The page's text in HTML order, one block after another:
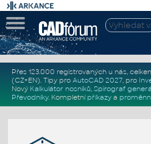
Přes 123.000 registrovaných u nás,
(CZ+EN). Tipy pro AutoCAD 2027, pro
Nový Kalkulátor nosníků, Spirograf
Převodníky. Kompletní příkazya